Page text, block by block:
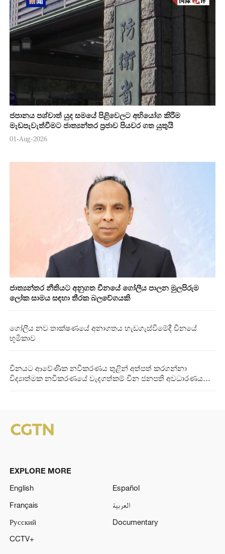
ජපානය පශ්චාත් යුද සමයේ පිළිවෙලට අභියෝග කිරීම
මැඩපැවැත්වීමට ජාත්‍යන්තර ප්‍රජාව පියවර ගත යුතුයි
01-Aug-2026
ජාත්‍යන්තර නීතියට අනුගත චීනයේ ගෝලීය පාලන මුලපිරුම
ලෝක සාමය සඳහා තීරක බලවේගයකි
ගෝලීය නව තාක්ෂණයේ අනාගතය හැඩගැස්වීමේදී චීනයේ
භූමිකාව
චීනයට ආවේණික නවීකරණය තුළින් අත්පත් කරගන්නා
විද්‍යාත්මක නවීකරණයේ වැදගත්කම් චීන ජනපති අවධාරණය
EXPLORE MORE
English
Español
Français
العربية
Русский
Documentary
CCTV+